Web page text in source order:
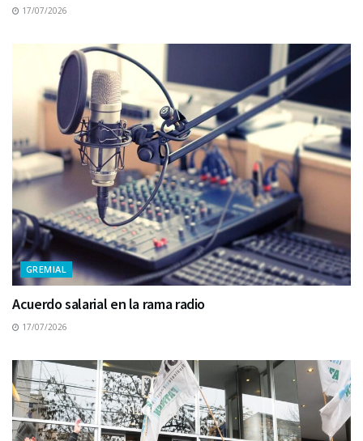
17/07/2026
GREMIAL
Acuerdo salarial en la rama radio
17/07/2026